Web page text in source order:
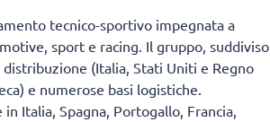
tecnico-sportivo impegnata a
sport e racing. Il gruppo, suddiviso
(Italia, Stati Uniti e Regno
e numerose basi logistiche.
Italia, Spagna, Portogallo, Francia,